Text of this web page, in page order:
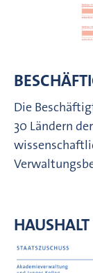
Die
30 Ländern
HAUSHALT